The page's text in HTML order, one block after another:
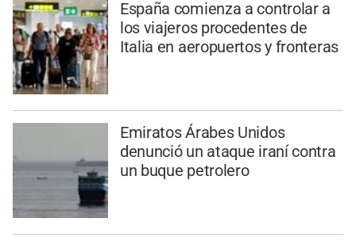
España comienza a controlar a
los viajeros procedentes de
Italia en aeropuertos y fronteras
Emiratos Árabes Unidos
denunció un ataque iraní contra
un buque petrolero